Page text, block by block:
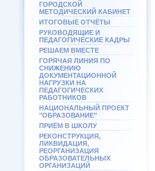
ГОРОДСКОЙ
МЕТОДИЧЕСКИЙ КАБИНЕТ
ИТОГОВЫЕ ОТЧЁТЫ
РУКОВОДЯЩИЕ И
ПЕДАГОГИЧЕСКИЕ КАДРЫ
РЕШАЕМ ВМЕСТЕ
ГОРЯЧАЯ ЛИНИЯ ПО
СНИЖЕНИЮ
ДОКУМЕНТАЦИОННОЙ
НАГРУЗКИ НА
ПЕДАГОГИЧЕСКИХ
РАБОТНИКОВ
НАЦИОНАЛЬНЫЙ ПРОЕКТ
"ОБРАЗОВАНИЕ"
ПРИЁМ В ШКОЛУ
РЕКОНСТРУКЦИЯ,
ЛИКВИДАЦИЯ,
РЕОРГАНИЗАЦИЯ
ОБРАЗОВАТЕЛЬНЫХ
ОРГАНИЗАЦИЙ